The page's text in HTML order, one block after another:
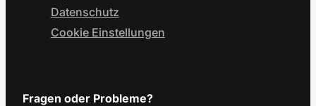
Datenschutz
Cookie Einstellungen
Fragen oder Probleme?